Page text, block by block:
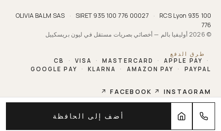
أضف إلى الحافظة
OLIVIA BALM SAS · SIRET 935 100 776 00027 ·
RCS Lyon 935 100
776
© 2026 أوليفيا بالم — أخصائي بصريات مستقل في ليون بريسكييل
طرق الدفع
CB
· VISA · MASTERCARD · APPLE PAY
·
GOOGLE PAY
· KLARNA · AMAZON PAY · PAYPAL
INSTAGRAM
↗
FACEBOOK
↗
OLIVIA BALM